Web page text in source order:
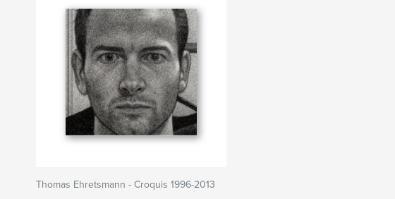
Thomas Ehretsmann - Croquis 1996-2013